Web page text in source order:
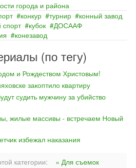
города и района
конкур турнир
конный завод
спорт кубок
ДОСААФ
конезавод
(по тегу)
и Рождеством Христовым!
закоптило квартиру
судить мужчину за убийство
жилые массивы - встречаем Новый
избежал наказания
категории:
« Для съемок